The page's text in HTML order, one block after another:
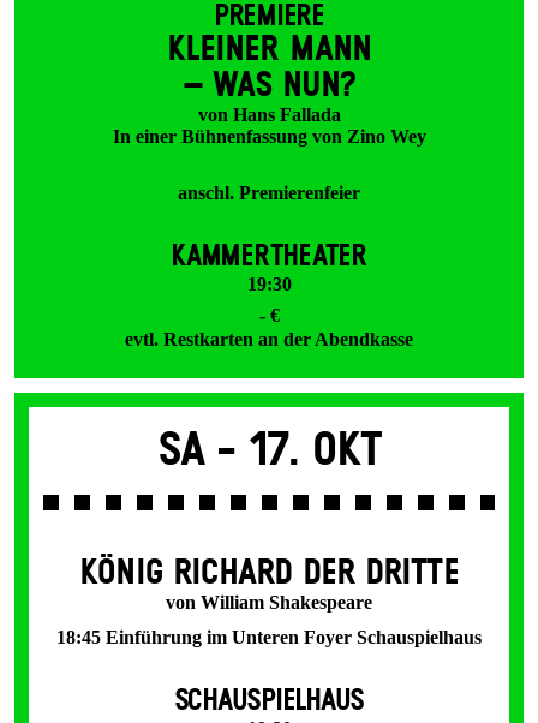
PREMIERE
KLEINER MANN
– WAS NUN?
von Hans Fallada
In einer Bühnenfassung von Zino Wey
anschl. Premierenfeier
KAMMERTHEATER
19:30
- €
evtl. Restkarten an der Abendkasse
Sa - 17. Okt
KÖNIG RICHARD DER DRITTE
von William Shakespeare
18:45 Einführung im Unteren Foyer Schauspielhaus
SCHAUSPIELHAUS